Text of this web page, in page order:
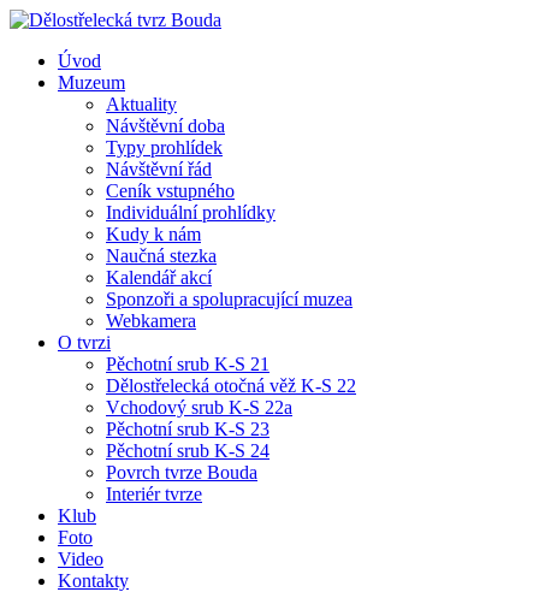
Úvod
Muzeum
Aktuality
Návštěvní doba
Typy prohlídek
Návštěvní řád
Ceník vstupného
Individuální prohlídky
Kudy k nám
Naučná stezka
Kalendář akcí
Sponzoři a spolupracující muzea
Webkamera
O tvrzi
Pěchotní srub K-S 21
Dělostřelecká otočná věž K-S 22
Vchodový srub K-S 22a
Pěchotní srub K-S 23
Pěchotní srub K-S 24
Povrch tvrze Bouda
Interiér tvrze
Klub
Foto
Video
Kontakty